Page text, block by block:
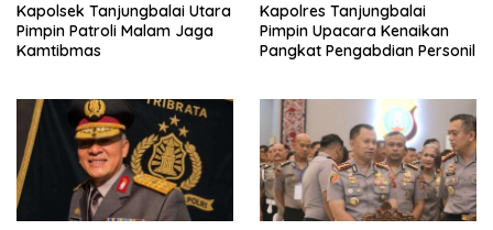
Kapolsek Tanjungbalai Utara
Pimpin Patroli Malam Jaga
Kamtibmas
Kapolres Tanjungbalai
Pimpin Upacara Kenaikan
Pangkat Pengabdian Personil